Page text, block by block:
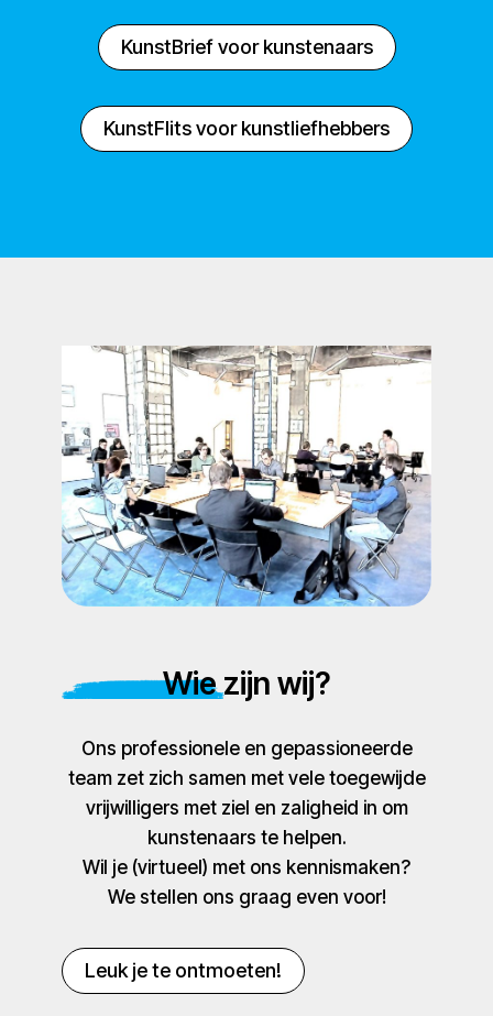
KunstBrief voor kunstenaars
KunstFlits voor kunstliefhebbers
Wie zijn wij?
Ons professionele en gepassioneerde
team zet zich samen met vele toegewijde
vrijwilligers met ziel en zaligheid in om
kunstenaars te helpen.
Wil je (virtueel) met ons kennismaken?
We stellen ons graag even voor!
Leuk je te ontmoeten!